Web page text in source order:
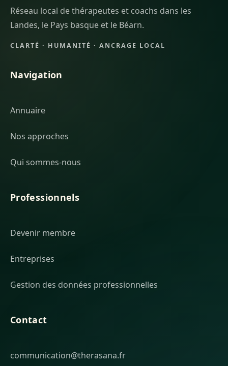
Réseau local de thérapeutes et coachs dans les
Landes, le Pays basque et le Béarn.
CLARTÉ · HUMANITÉ · ANCRAGE LOCAL
Navigation
Annuaire
Nos approches
Qui sommes-nous
Professionnels
Devenir membre
Entreprises
Gestion des données professionnelles
Contact
communication@therasana.fr